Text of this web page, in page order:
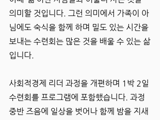
의미할 것입니다. 그런 의미에서 가족이 아
님에도 숙식을 함께 하며 밀도 있는 시간을
보내는 수련회는 많은 것을 배울 수 있는 삶
입니다.
사회적경제 리더 과정을 개편하며 1박 2일
수련회를 프로그램에 포함했습니다. 과정
중반 즈음에 일상을 벗어나 함께 밤을 지새